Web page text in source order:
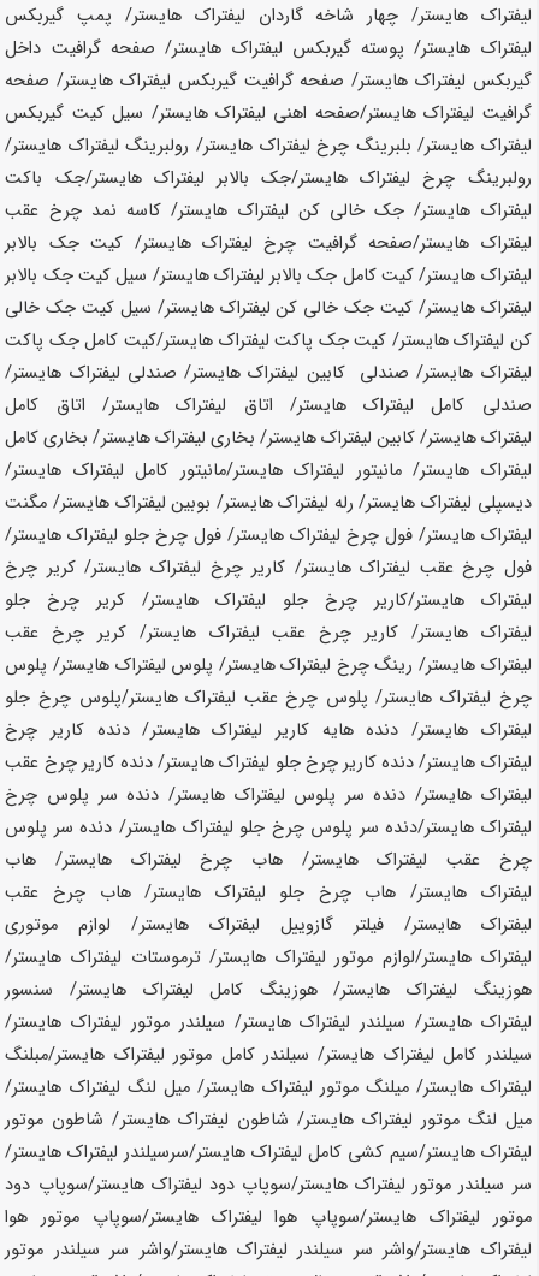
لیفتراک هایستر/ چهار شاخه گاردان لیفتراک هایستر/ پمپ گیربکس
لیفتراک هایستر/ پوسته گیربکس لیفتراک هایستر/ صفحه گرافیت داخل
گیربکس لیفتراک هایستر/ صفحه گرافیت گیربکس لیفتراک هایستر/ صفحه
گرافیت لیفتراکهایستر/صفحه اهنی لیفتراکهایستر/ سیل کیت گیربکس
لیفتراک هایستر/ بلبرینگ چرخ لیفتراک هایستر/ رولبرینگ لیفتراک هایستر/
رولبرینگ چرخ لیفتراکهایستر/جک بالابر لیفتراک هایستر/جک باکت
لیفتراک هایستر/ جک خالی کن لیفتراک هایستر/ کاسه نمد چرخ عقب
لیفتراک هایستر/صفحه گرافیت چرخ لیفتراکهایستر/ کیت جک بالابر
لیفتراک هایستر/ کیت کامل جک بالابر لیفتراکهایستر/ سیل کیت جک بالابر
لیفتراک هایستر/ کیت جک خالی کن لیفتراک هایستر/ سیل کیت جک خالی
کن لیفتراکهایستر/ کیت جک پاکت لیفتراک هایستر/کیت کامل جک پاکت
لیفتراک هایستر/ صندلی کابین لیفتراکهایستر/ صندلی لیفتراک هایستر/
صندلی کامل لیفتراکهایستر/ اتاق لیفتراکهایستر/ اتاق کامل
لیفتراکهایستر/ کابین لیفتراکهایستر/ بخاری لیفتراکهایستر/ بخاری کامل
لیفتراک هایستر/ مانیتور لیفتراکهایستر/مانیتور کامل لیفتراک هایستر/
دیسپلی لیفتراکهایستر/ رله لیفتراکهایستر/ بوبین لیفتراک هایستر/ مگنت
لیفتراک هایستر/ فول چرخ لیفتراک هایستر/ فول چرخ جلو لیفتراکهایستر/
فول چرخ عقب لیفتراکهایستر/ کاریر چرخ لیفتراک هایستر/ کریر چرخ
لیفتراک هایستر/کاریر چرخ جلو لیفتراکهایستر/ کریر چرخ جلو
لیفتراک هایستر/ کاریر چرخ عقب لیفتراک هایستر/ کریر چرخ عقب
لیفتراک هایستر/ رینگ چرخ لیفتراکهایستر/ پلوس لیفتراک هایستر/ پلوس
چرخ لیفتراکهایستر/ پلوس چرخ عقب لیفتراکهایستر/پلوس چرخ جلو
لیفتراک هایستر/ دنده هایه کاریر لیفتراکهایستر/ دنده کاریر چرخ
لیفتراک هایستر/ دنده کاریر چرخ جلو لیفتراکهایستر/ دنده کاریر چرخ عقب
لیفتراک هایستر/ دنده سر پلوس لیفتراک هایستر/ دنده سر پلوس چرخ
لیفتراک هایستر/دنده سر پلوس چرخ جلو لیفتراک هایستر/ دنده سر پلوس
چرخ عقب لیفتراکهایستر/ هاب چرخ لیفتراک هایستر/ هاب
لیفتراک هایستر/ هاب چرخ جلو لیفتراک هایستر/ هاب چرخ عقب
لیفتراک هایستر/ فیلتر گازوییل لیفتراک هایستر/ لوازم موتوری
لیفتراک هایستر/لوازم موتور لیفتراک هایستر/ ترموستات لیفتراکهایستر/
هوزینگ لیفتراک هایستر/ هوزینگ کامل لیفتراک هایستر/ سنسور
لیفتراک هایستر/ سیلندر لیفتراکهایستر/ سیلندر موتور لیفتراکهایستر/
سیلندر کامل لیفتراک هایستر/ سیلندر کامل موتور لیفتراک هایستر/مبلنگ
لیفتراک هایستر/ میلنگ موتور لیفتراک هایستر/ میل لنگ لیفتراک هایستر/
میل لنگ موتور لیفتراک هایستر/ شاطون لیفتراک هایستر/ شاطون موتور
لیفتراک هایستر/سیم کشی کامل لیفتراکهایستر/سرسیلندر لیفتراکهایستر/
سر سیلندر موتور لیفتراکهایستر/سوپاپ دود لیفتراک هایستر/سوپاپ دود
موتور لیفتراک هایستر/سوپاپ هوا لیفتراک هایستر/سوپاپ موتور هوا
لیفتراک هایستر/واشر سر سیلندر لیفتراکهایستر/واشر سر سیلندر موتور